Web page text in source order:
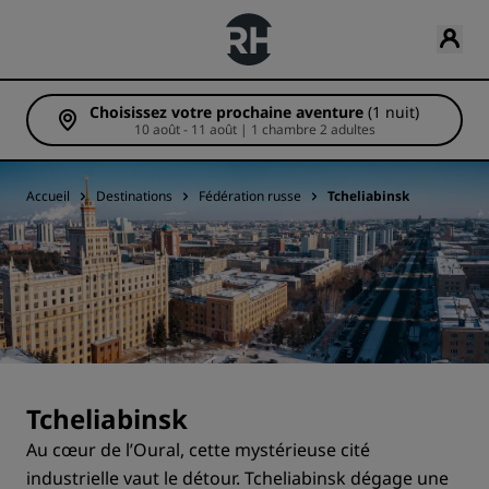
Choisissez votre prochaine aventure (1 nuit)
10 août - 11 août | 1 chambre 2 adultes
Accueil Destinations Fédération russe Tcheliabinsk
Tcheliabinsk
Au cœur de l’Oural, cette mystérieuse cité
industrielle vaut le détour. Tcheliabinsk dégage une